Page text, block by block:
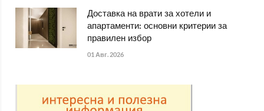
Доставка на врати за хотели и
апартаменти: основни критерии за
правилен избор
01 Авг. 2026